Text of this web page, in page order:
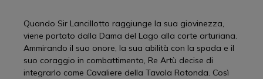
Quando Sir Lancillotto raggiunge la sua giovinezza,
viene portato dalla Dama del Lago alla corte arturiana.
Ammirando il suo onore, la sua abilità con la spada e il
suo coraggio in combattimento, Re Artù decise di
integrarlo come Cavaliere della Tavola Rotonda. Così